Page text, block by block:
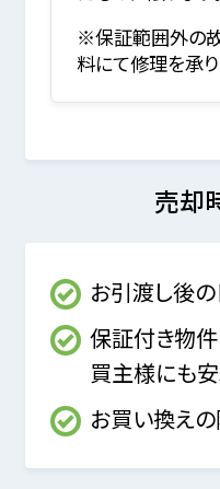
※保証範囲外の
料にて修理を承り
売却
お引渡し後
保証付き物件
買主様にも
お買い換え